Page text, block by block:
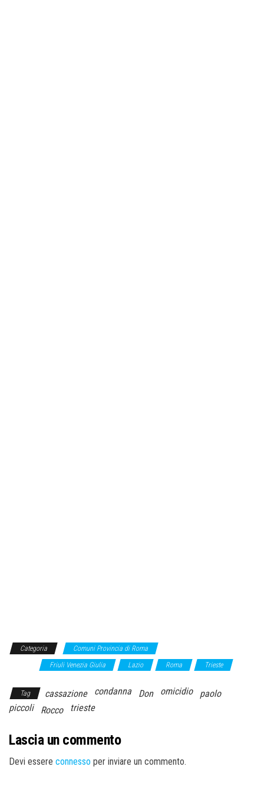
Categoria Comuni Provincia di Roma
Friuli Venezia Giulia Lazio Roma Trieste
Tag cassazione condanna Don omicidio
paolo
piccoli
Rocco trieste
Lascia un commento
Devi essere connesso per inviare un commento.